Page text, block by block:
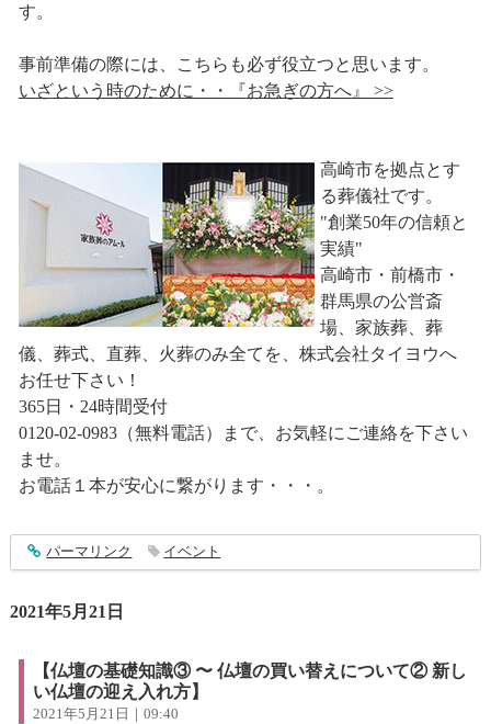
す。
事前準備の際には、こちらも必ず役立つと思います。
いざという時のために・・『お急ぎの方へ』 >>
高崎市を拠点とす
る葬儀社です。
"創業50年の信頼と
実績"
高崎市・前橋市・
群馬県の公営斎
場、家族葬、葬
儀、葬式、直葬、火葬のみ全てを、株式会社タイヨウへ
お任せ下さい！
365日・24時間受付
0120-02-0983（無料電話）まで、お気軽にご連絡を下さい
ませ。
お電話１本が安心に繋がります・・・。
entry2943
パーマリンク イベント
2021年5月21日
【仏壇の基礎知識③ 〜 仏壇の買い替えについて② 新し
い仏壇の迎え入れ方】
2021年5月21日｜09:40